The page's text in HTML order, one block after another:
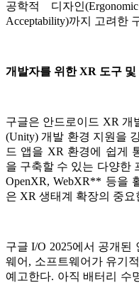
공학적 디자인
Acceptability)까지 고려한
개발자를 위한 XR 도구 및
구글은 안드로이드 XR 개
(Unity) 개발 환경 지원을
드 앱을 XR 환경에 쉽게
을 구축할 수 있는 다양한
OpenXR, WebXR** 등을
은 XR 생태계 확장의 중요
구글 I/O 2025에서 공개
웨어, 소프트웨어가 유기
예고한다. 아직 배터리 수